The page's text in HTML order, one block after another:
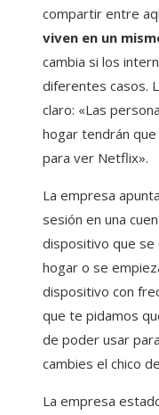
compartir entre
viven en un
cambia si los
diferentes casos.
claro: «Las
hogar tendrán
para ver Netflix».
La empresa
sesión en una
dispositivo que se
hogar o se
dispositivo con
que te pidamos
de poder usar
cambies el chico
La empresa